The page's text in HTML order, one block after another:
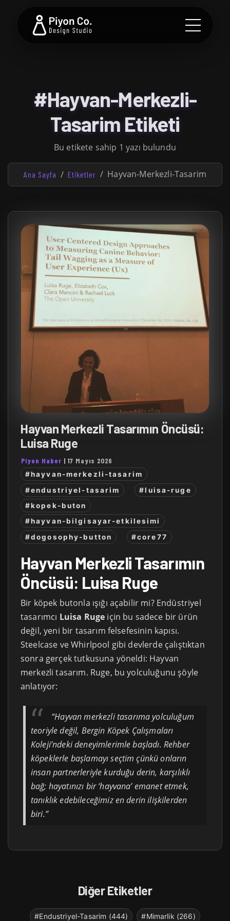
#Hayvan-Merkezli-
Tasarim Etiketi
Bu etikete sahip 1 yazı bulundu
Ana Sayfa Etiketler Hayvan-Merkezli-Tasarim
Hayvan Merkezli Tasarımın Öncüsü:
Luisa Ruge
Piyon Haber |17 Mayıs 2026
#hayvan-merkezli-tasarim
#endustriyel-tasarim
#luisa-ruge
#kopek-buton
#hayvan-bilgisayar-etkilesimi
#dogosophy-button
#core77
Hayvan Merkezli Tasarımın
Öncüsü: Luisa Ruge
Bir köpek butonla ışığı açabilir mi? Endüstriyel
tasarımcı Luisa Ruge için bu sadece bir ürün
değil, yeni bir tasarım felsefesinin kapısı.
Steelcase ve Whirlpool gibi devlerde çalıştıktan
sonra gerçek tutkusuna yöneldi: Hayvan
merkezli tasarım. Ruge, bu yolculuğunu şöyle
anlatıyor:
“Hayvan merkezli tasarıma yolculuğum
teoriyle değil, Bergin Köpek Çalışmaları
Koleji’ndeki deneyimlerimle başladı. Rehber
köpeklerle başlamayı seçtim çünkü onların
insan partnerleriyle kurduğu derin, karşılıklı
bağ; hayatınızı bir ‘hayvana’ emanet etmek,
tanıklık edebileceğimiz en derin ilişkilerden
biri.”
Diğer Etiketler
#Endustriyel-Tasarim (444) #Mimarlik (266)